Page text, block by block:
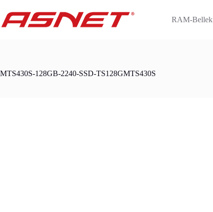
content
RAM-Bellek
MTS430S-128GB-2240-SSD-TS128GMTS430S